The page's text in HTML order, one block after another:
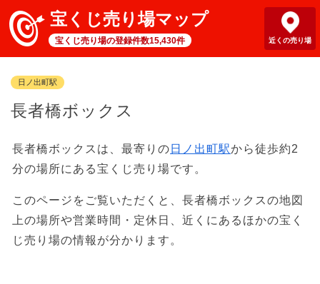
宝くじ売り場マップ
宝くじ売り場の登録件数15,430件 近くの売り場
日ノ出町駅
長者橋ボックス
長者橋ボックスは、最寄りの 日ノ出町駅から徒歩約2
分の場所にある宝くじ売り場です。
このページをご覧いただくと、長者橋ボックスの地図
上の場所や営業時間・定休日、近くにあるほかの宝く
じ売り場の情報が分かります。